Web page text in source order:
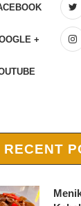
+
RECENT